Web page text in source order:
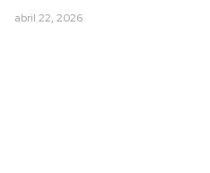
abril 22, 2026